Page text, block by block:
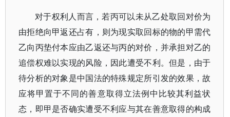
对于权利人而言，若丙可以未从乙处取回对价为
由拒绝向甲返还占有，则为现实取回标的物的甲需代
乙向丙垫付本应由乙返还与丙的对价，并承担对乙的
追偿权难以实现的风险，因此遭受不利。但是，由于
待分析的对象是中国法的特殊规定所引发的效果，故
应将甲置于不同的善意取得立法例中比较其利益状
态，即甲是否确实遭受不利应与其在善意取得的构成